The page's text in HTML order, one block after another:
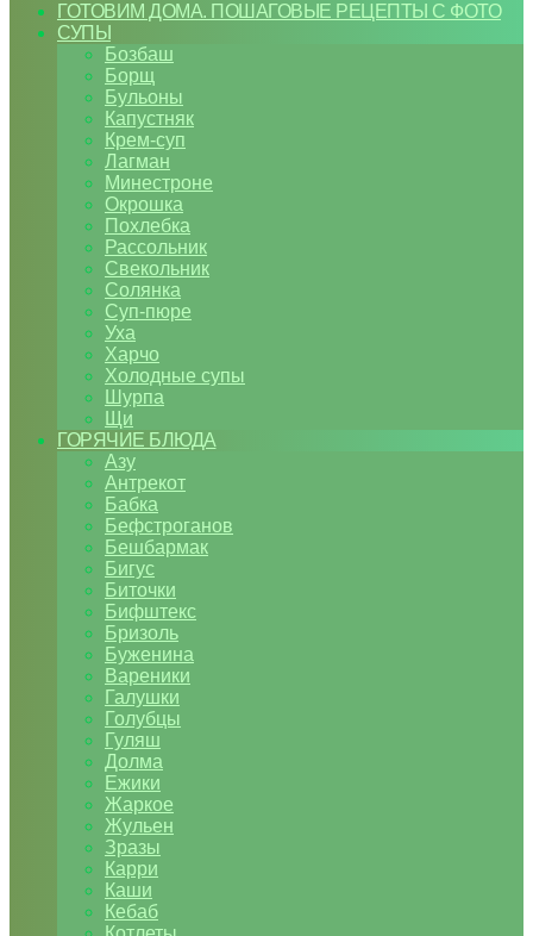
ГОТОВИМ ДОМА. ПОШАГОВЫЕ РЕЦЕПТЫ С ФОТО
СУПЫ
Бозбаш
Борщ
Бульоны
Капустняк
Крем-суп
Лагман
Минестроне
Окрошка
Похлебка
Рассольник
Свекольник
Солянка
Суп-пюре
Уха
Харчо
Холодные супы
Шурпа
Щи
ГОРЯЧИЕ БЛЮДА
Азу
Антрекот
Бабка
Бефстроганов
Бешбармак
Бигус
Биточки
Бифштекс
Бризоль
Буженина
Вареники
Галушки
Голубцы
Гуляш
Долма
Ежики
Жаркое
Жульен
Зразы
Карри
Каши
Кебаб